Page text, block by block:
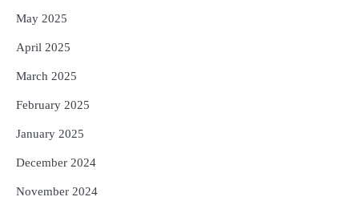
May 2025
April 2025
March 2025
February 2025
January 2025
December 2024
November 2024